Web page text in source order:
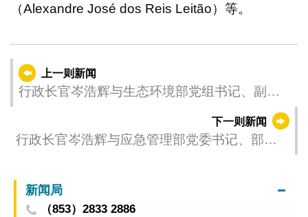
（Alexandre José dos Reis Leitão）等。
上一则新闻
行政长官岑浩辉与生态环境部党组书记、副部
下一则新闻
行政长官岑浩辉与应急管理部党委书记、部长
新闻局
（853）2833 2886